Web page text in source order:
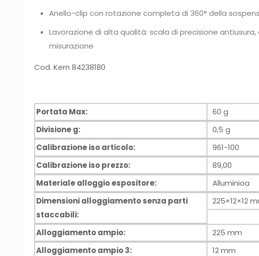
Anello-clip con rotazione completa di 360° della
Lavorazione di alta qualità: scala di precisione
misurazione
Cod. Kern 84238180
Portata Max:
60 g
Divisione g:
0,5 g
Calibrazione iso articolo:
961-100
Calibrazione iso prezzo:
89,00 
Materiale alloggio espositore:
Alluminioa
Dimensioni alloggiamento senza parti
staccabili:
225×12×12
Alloggiamento ampio:
225 mm
Alloggiamento ampio 3:
12 mm